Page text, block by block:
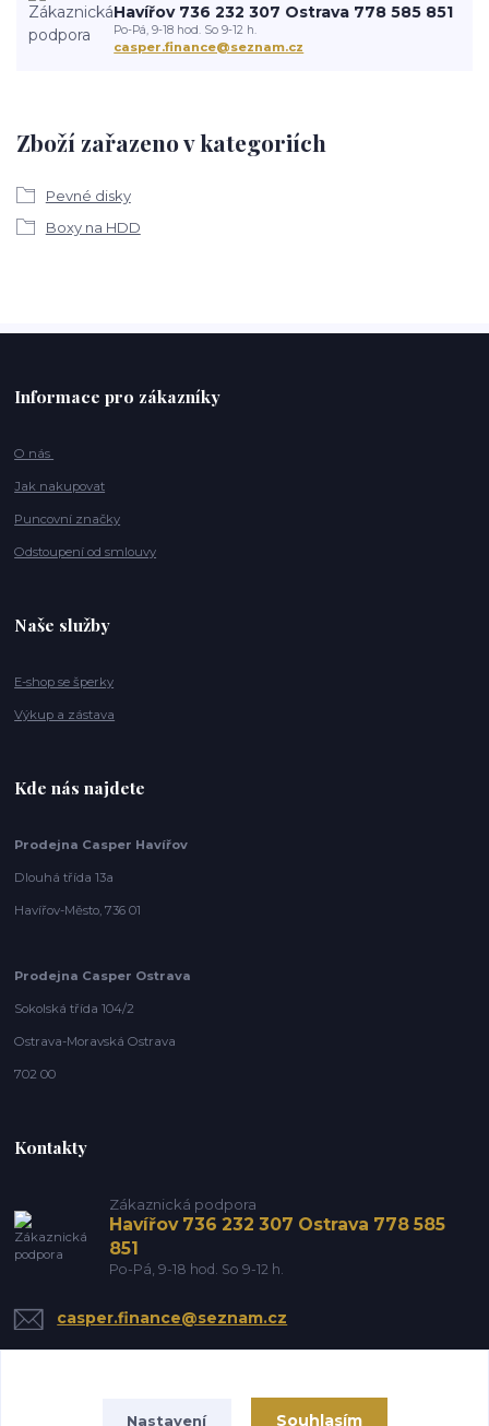
Zboží zařazeno v kategoriích
Pevné disky
Boxy na HDD
Havířov 736 232 307 Ostrava 778 585 851
Po-Pá, 9-18 hod. So 9-12 h.
casper.finance@seznam.cz
Informace pro zákazníky
O nás
Jak nakupovat
Puncovní značky
Odstoupení od smlouvy
Naše služby
E-shop se šperky
Výkup a zástava
Kde nás najdete
Prodejna Casper Havířov
Dlouhá třída 13a
Havířov-Město, 736 01
Prodejna Casper Ostrava
Sokolská třída 104/2
Ostrava-Moravská Ostrava
702 00
Kontakty
Zákaznická podpora
Havířov 736 232 307 Ostrava 778 585
851
Po-Pá, 9-18 hod. So 9-12 h.
casper.finance@seznam.cz
Nastavení Souhlasím